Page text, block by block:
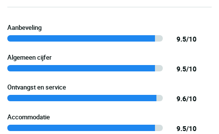
Aanbeveling
9.5/10
Algemeen cijfer
9.5/10
Ontvangst en service
9.6/10
Accommodatie
9.5/10